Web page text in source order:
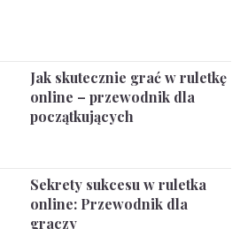
Jak skutecznie grać w ruletkę
online – przewodnik dla
początkujących
Sekrety sukcesu w ruletka
online: Przewodnik dla
graczy